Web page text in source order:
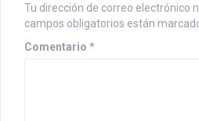
Tu dirección de correo electrónico
campos obligatorios están
Comentario *